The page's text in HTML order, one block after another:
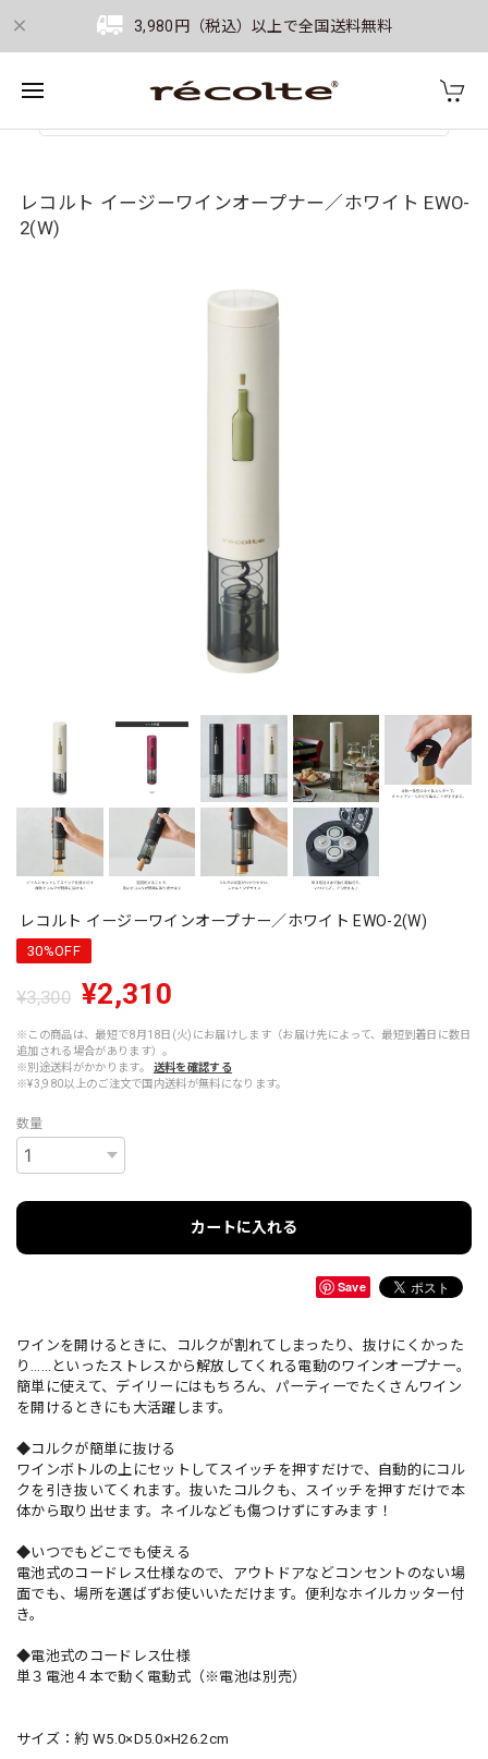
3,980円（税込）以上で全国送料無料
レコルト イージーワインオープナー／ホワイト EWO-
2(W)
レコルト イージーワインオープナー／ホワイト EWO-2(W)
30%OFF
¥3,300 ¥2,310
※この商品は、最短で8月18日(火)にお届けします（お届け先によって、最短到着日に数日
追加される場合があります）。
※別途送料がかかります。
送料を確認する
※¥3,980以上のご注文で国内送料が無料になります。
数量
カートに入れる
Save
ワインを開けるときに、コルクが割れてしまったり、抜けにくかった
り……といったストレスから解放してくれる電動のワインオープナー。
簡単に使えて、デイリーにはもちろん、パーティーでたくさんワイン
を開けるときにも大活躍します。
◆コルクが簡単に抜ける
ワインボトルの上にセットしてスイッチを押すだけで、自動的にコル
クを引き抜いてくれます。抜いたコルクも、スイッチを押すだけで本
体から取り出せます。ネイルなども傷つけずにすみます！
◆いつでもどこでも使える
電池式のコードレス仕様なので、アウトドアなどコンセントのない場
面でも、場所を選ばずお使いいただけます。便利なホイルカッター付
き。
◆電池式のコードレス仕様
単３電池４本で動く電動式（※電池は別売）
サイズ：約 W5.0×D5.0×H26.2cm